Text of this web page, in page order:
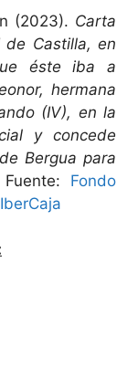
(2023). Carta
Castilla, en
éste iba a
hermana
(IV), en la
y concede
Bergua para
Fuente: Fondo